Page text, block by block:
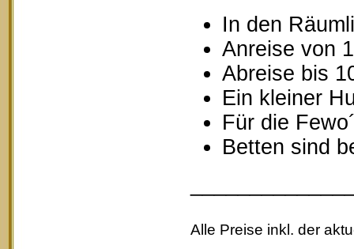
In den
Anreise von
Abreise bis
Ein kleiner
Für die
Betten sind
Alle Preise inkl. der